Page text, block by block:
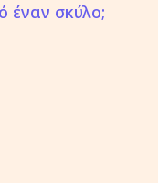
έναν σκύλο;